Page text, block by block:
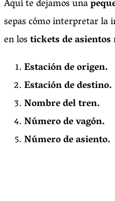
Aquí te dejamos una
sepas cómo interpretar la
en lostickets de asientos
Estación de origen.
Estación de destino.
Nombre del tren.
Número de vagón.
Número de asiento.